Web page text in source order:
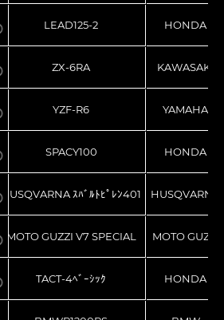
LEAD125-2 HONDA
ZX-6RA KAWASAKI
YZF-R6 YAMAHA
SPACY100 HONDA
HUSQVARNA ｽﾊﾞﾙﾄﾋﾟﾚﾝ401 HUSQVARNA
MOTO GUZZI V7 SPECIAL MOTO GUZZI
TACT-4ﾍﾞｰｼｯｸ HONDA